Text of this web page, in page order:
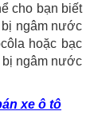
cho bạn biết
ngâm nước
hoặc bạc
bị ngâm nước
xe ô tô